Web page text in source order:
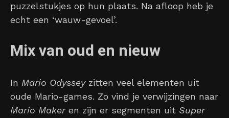
puzzelstukjes op hun plaats. Na afloop heb je
echt een ‘wauw-gevoel’.
Mix van oud en nieuw
In Mario Odysseyzitten veel elementen uit
oude Mario-games. Zo vind je verwijzingen naar
Mario Makeren zijn er segmenten uit Super